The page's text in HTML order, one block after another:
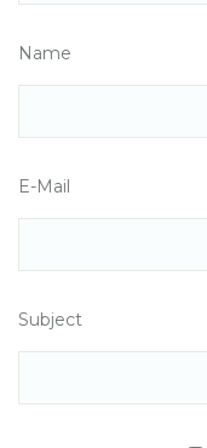
Name
E-Mail
Subject